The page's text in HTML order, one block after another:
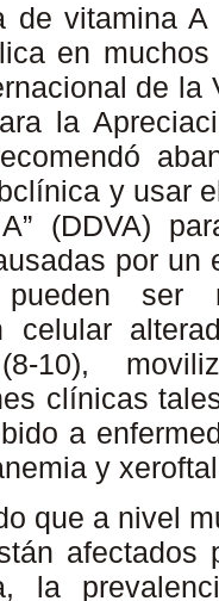
de vitamina
en
de la
la
y usar
(DDVA)
por un
pueden ser
celular
10),
clínicas
a
y
que a nivel
la